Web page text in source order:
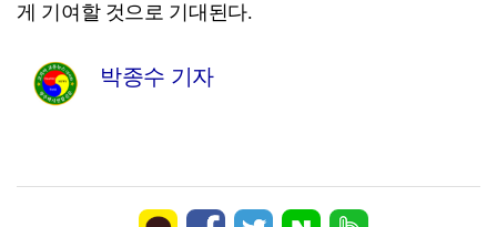
게 기여할 것으로 기대된다.
박종수 기자